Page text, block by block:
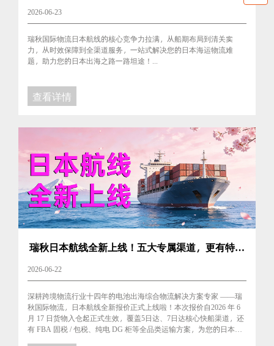
2026-06-23
瑞秋国际物流日本航线的核心竞争力拉满，从船期布局到清关实
力，从时效保障到全渠道服务，一站式解决您的日本海运物流难
题，助力您的日本出海之路一路坦途！...
查看详情
瑞秋日本航线全新上线！五大专属渠道，更有特价
2026-06-22
深耕跨境物流行业十四年的电池出海综合物流解决方案专家 ——瑞
秋国际物流，日本航线全新报价正式上线啦！本次报价自2026 年 6
月 17 日货物入仓起正式生效，覆盖5日达、7日达核心快船渠道，还
有 FBA 固税 / 包税、纯电 DG 柜等全品类运输方案，为您的日本跨